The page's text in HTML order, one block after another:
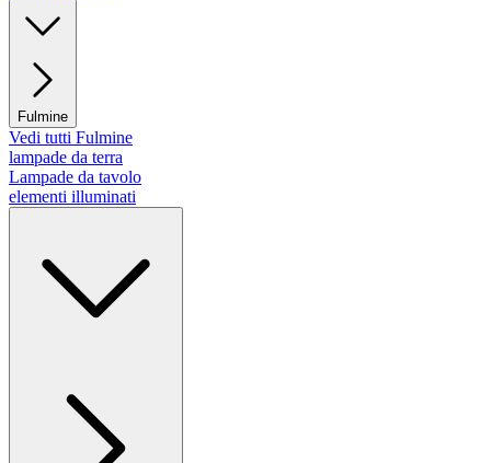
Fulmine
Vedi tutti Fulmine
lampade da terra
Lampade da tavolo
elementi illuminati